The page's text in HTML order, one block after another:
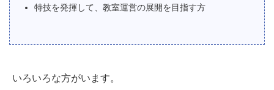
特技を発揮して、教室運営の展開を目指す方
いろいろな方がいます。